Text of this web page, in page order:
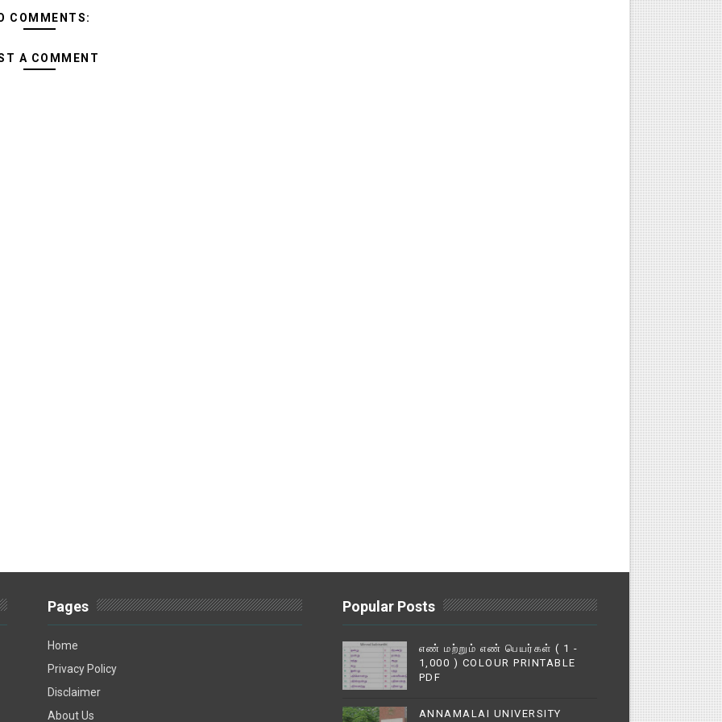
COMMENTS:
A COMMENT
Pages
Home
Privacy Policy
Disclaimer
About Us
Popular Posts
எண் மற்றும் எண் பெயர்கள் ( 1 -
1,000 ) COLOUR PRINTABLE
PDF
ANNAMALAI UNIVERSITY